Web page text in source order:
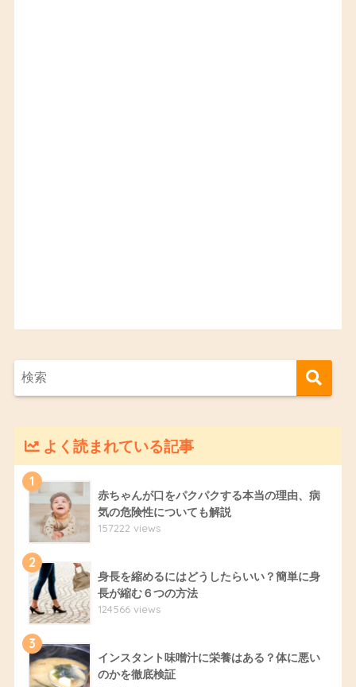
よく読まれている記事
1
赤ちゃんが口をパクパクする本当の理由、病
気の危険性についても解説
157222 views
2
身長を縮めるにはどうしたらいい？簡単に身
長が縮む６つの方法
124566 views
3
インスタント味噌汁に栄養はある？体に悪い
のかを徹底検証